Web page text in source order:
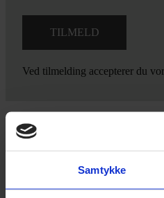
Samtykke
Ved tilmelding accepterer du
Yarn Every Wear
Hvis du bøvler med noget eller